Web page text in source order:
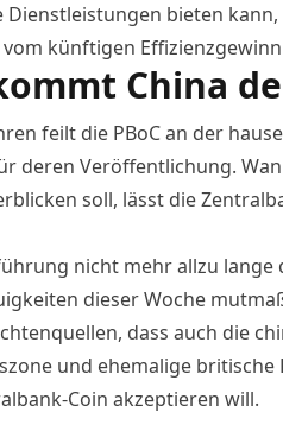
Dienstleistungen bieten
künftigen
China
feilt die PBoC an der
deren Veröffentlichung.
soll, lässt die
nicht mehr allzu lange
dieser Woche
dass auch die
und ehemalige britische
Coin akzeptieren will.